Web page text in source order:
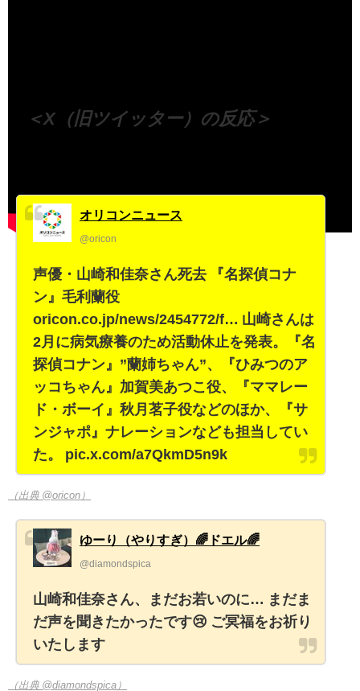
＜X（旧ツイッター）の反応＞
オリコンニュース
@oricon
声優・山崎和佳奈さん死去 『名探偵コナ
ン』毛利蘭役
oricon.co.jp/news/2454772/f… 山崎さんは
2月に病気療養のため活動休止を発表。『名
探偵コナン』”蘭姉ちゃん”、『ひみつのア
ッコちゃん』加賀美あつこ役、『ママレー
ド・ボーイ』秋月茗子役などのほか、『サ
ンジャポ』ナレーションなども担当してい
た。 pic.x.com/a7QkmD5n9k
（出典 @oricon）
ゆーり（やりすぎ）🌈ドエル🌈
@diamondspica
山崎和佳奈さん、まだお若いのに… まだま
だ声を聞きたかったです😢 ご冥福をお祈り
いたします
（出典 @diamondspica）